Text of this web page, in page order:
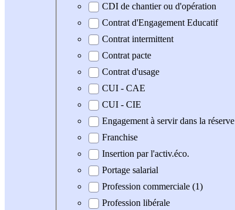
CDI de chantier ou d'opération
Contrat d'Engagement Educatif
Contrat intermittent
Contrat pacte
Contrat d'usage
CUI - CAE
CUI - CIE
Engagement à servir dans la réserve
Franchise
Insertion par l'activ.éco.
Portage salarial
Profession commerciale (1)
Profession libérale